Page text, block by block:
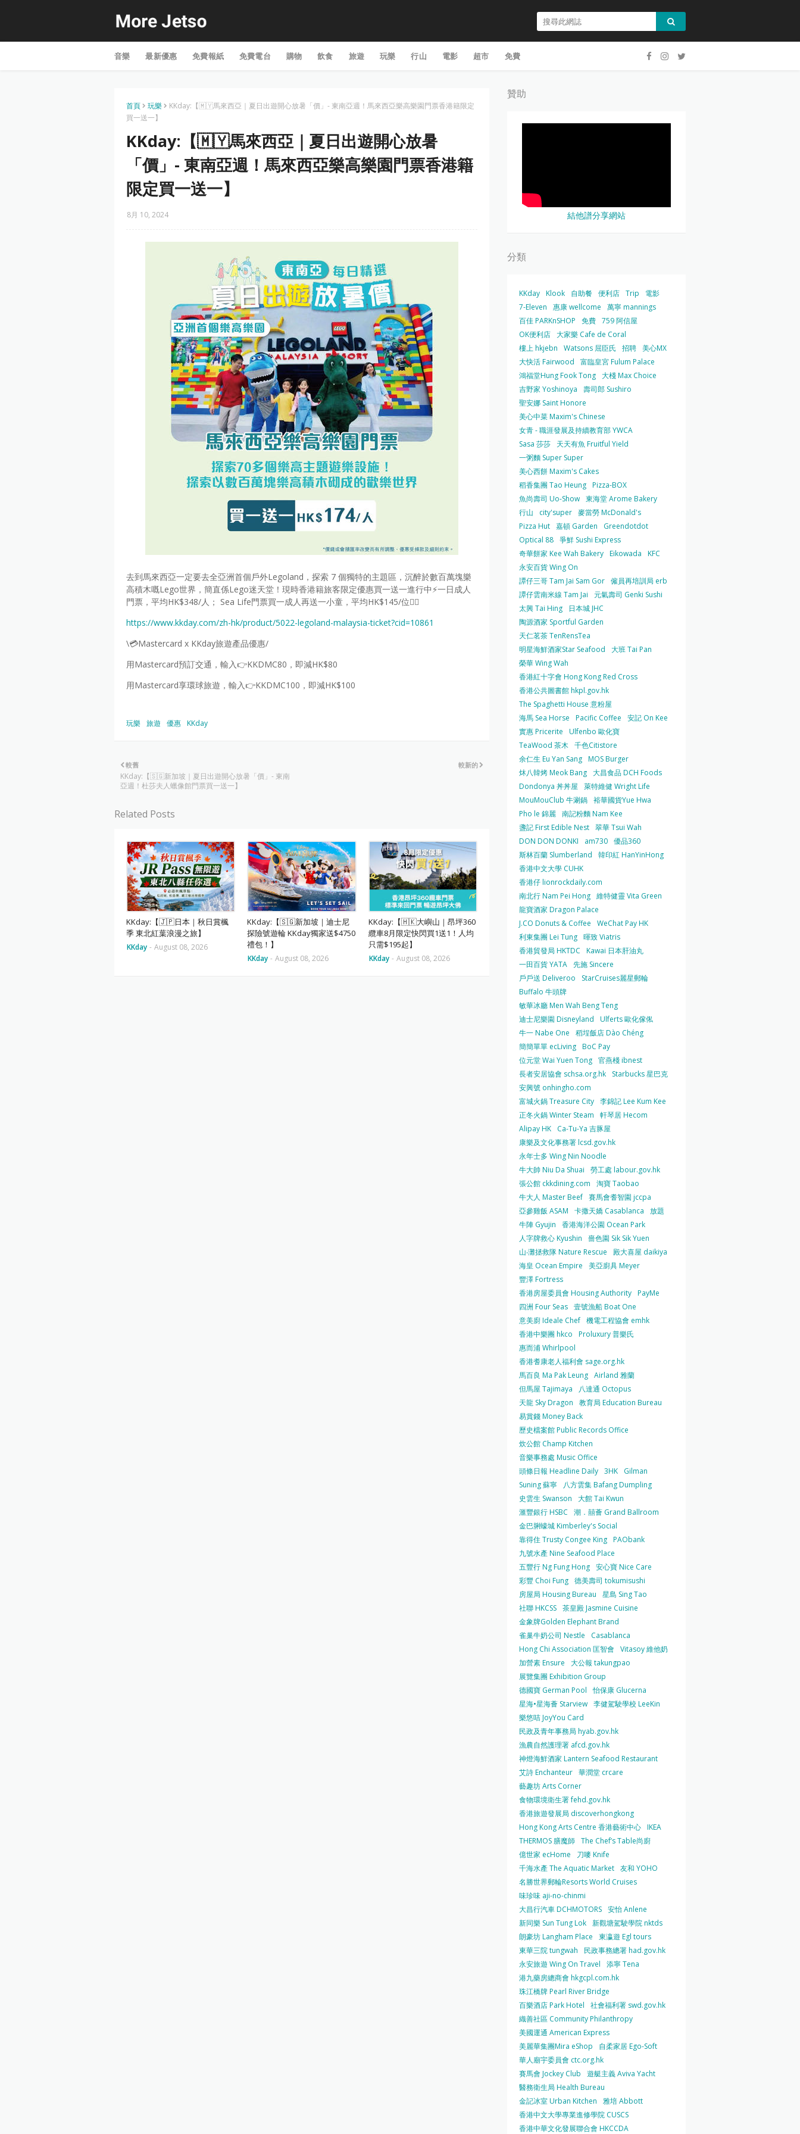
音樂 最新優惠 免費報紙 免費電台 購物 飲食 旅遊 玩樂 行山 電影 超市 免費
首頁 玩樂
KKday:【🇲🇾馬來西亞｜夏日出遊開心放暑「價」- 東南亞週！馬來西亞樂高樂園門票香港籍限定
買一送一】
KKday:【🇲🇾馬來西亞｜夏日出遊開心放暑
「價」- 東南亞週！馬來西亞樂高樂園門票香港籍
限定買一送一】
8月 10, 2024
去到馬來西亞一定要去全亞洲首個戶外Legoland，探索 7 個獨特的主題區，沉醉於數百萬塊樂
高積木嘅Lego世界，簡直係Lego迷天堂！現時香港籍旅客限定優惠買一送一進行中⚡一日成人
門票，平均HK$348/人； Sea Life門票買一成人再送一小童，平均HK$145/位👍🏻
https://www.kkday.com/zh-hk/product/5022-legoland-malaysia-ticket?cid=10861
\💳Mastercard x KKday旅遊產品優惠/
用Mastercard預訂交通，輸入👉KKDMC80，即減HK$80
用Mastercard享環球旅遊，輸入👉KKDMC100，即減HK$100
玩樂 旅遊 優惠 KKday
較新的
較舊
KKday:【🇸🇬新加坡｜夏日出遊開心放暑「價」- 東南
亞週！杜莎夫人蠟像館門票買一送一】
Related Posts
KKday:【🇯🇵日本｜秋日賞楓
季 東北紅葉浪漫之旅】
KKday - August 08, 2026
KKday:【🇸🇬新加坡｜迪士尼
探險號遊輪 KKday獨家送$4750
禮包！】
KKday - August 08, 2026
KKday:【🇭🇰大嶼山｜昂坪360
纜車8月限定快閃買1送1！人均
只需$195起】
KKday - August 08, 2026
贊助
結他譜分享網站
分類
KKday Klook 自助餐 便利店 Trip
電影
7-Eleven
惠康 wellcome
萬寧 mannings
百佳 PARKnSHOP
免費 759 阿信屋
OK便利店 大家樂 Cafe de Coral
樓上 hkjebn
Watsons 屈臣氏 招聘 美心MX
大快活 Fairwood
富臨皇宮 Fulum Palace
鴻福堂Hung Fook Tong 大棧 Max Choice
吉野家 Yoshinoya
壽司郎 Sushiro
聖安娜 Saint Honore
美心中菜 Maxim's Chinese
女青 - 職涯發展及持續教育部 YWCA
Sasa 莎莎
天天有魚 Fruitful Yield
一粥麵 Super Super
美心西餅 Maxim's Cakes
稻香集團 Tao Heung Pizza-BOX
魚尚壽司 Uo-Show 東海堂 Arome Bakery
行山
city'super 麥當勞 McDonald's
Pizza Hut 嘉頓 Garden
Greendotdot
Optical 88 爭鮮 Sushi Express
奇華餅家 Kee Wah Bakery Eikowada
KFC
永安百貨 Wing On
譚仔三哥 Tam Jai Sam Gor 僱員再培訓局 erb
譚仔雲南米線 Tam Jai
元氣壽司 Genki Sushi
太興 Tai Hing
日本城 JHC
陶源酒家 Sportful Garden
天仁茗茶 TenRensTea
明星海鮮酒家Star Seafood
大班 Tai Pan
榮華 Wing Wah
香港紅十字會 Hong Kong Red Cross
香港公共圖書館 hkpl.gov.hk
The Spaghetti House 意粉屋
海馬 Sea Horse
Pacific Coffee
安記 On Kee
實惠 Pricerite
Ulfenbo 歐化寶
TeaWood 茶木 千色Citistore
余仁生 Eu Yan Sang MOS Burger
炑八韓烤 Meok Bang 大昌食品 DCH Foods
Dondonya 丼丼屋
萊特維健 Wright Life
MouMouClub 牛涮鍋 裕華國貨Yue Hwa
Pho le 錦麗 南記粉麵 Nam Kee
盞記 First Edible Nest 翠華 Tsui Wah
DON DON DONKI
am730 優品360
斯林百蘭 Slumberland
韓印紅 HanYinHong
香港中文大學 CUHK
香港仔 lionrockdaily.com
南北行 Nam Pei Hong 維特健靈 Vita Green
龍寶酒家 Dragon Palace
J.CO Donuts & Coffee
WeChat Pay HK
利東集團 Lei Tung 暉致 Viatris
香港貿發局 HKTDC
Kawai 日本肝油丸
一田百貨 YATA 先施 Sincere
戶戶送 Deliveroo
StarCruises麗星郵輪
Buffalo 牛頭牌
敏華冰廳 Men Wah Beng Teng
迪士尼樂園 Disneyland
Ulferts 歐化傢俬
牛一 Nabe One
稻埕飯店 Dào Chéng
簡簡單單 ecLiving BoC Pay
位元堂 Wai Yuen Tong 官燕棧 ibnest
長者安居協會 schsa.org.hk
Starbucks 星巴克
安興號 onhingho.com
富城火鍋 Treasure City 李錦記 Lee Kum Kee
正冬火鍋 Winter Steam
軒琴居 Hecom
Alipay HK
Ca-Tu-Ya 吉豚屋
康樂及文化事務署 lcsd.gov.hk
永年士多 Wing Nin Noodle
牛大帥 Niu Da Shuai
勞工處 labour.gov.hk
張公館 ckkdining.com
淘寶 Taobao
牛大人 Master Beef 賽馬會耆智園 jccpa
亞參雞飯 ASAM
卡撒天嬌 Casablanca
放題
牛陣 Gyujin
香港海洋公園 Ocean Park
人字牌救心 Kyushin
嗇色園 Sik Sik Yuen
山‧灘拯救隊 Nature Rescue
殿大喜屋 daikiya
海皇 Ocean Empire
美亞廚具 Meyer
豐澤 Fortress
香港房屋委員會 Housing Authority PayMe
四洲 Four Seas 壹號漁船 Boat One
意美廚 Ideale Chef 機電工程協會 emhk
香港中樂團 hkco
Proluxury 普樂氏
惠而浦 Whirlpool
香港耆康老人福利會 sage.org.hk
馬百良 Ma Pak Leung Airland 雅蘭
但馬屋 Tajimaya
八達通 Octopus
天龍 Sky Dragon
教育局 Education Bureau
易賞錢 Money Back
歷史檔案館 Public Records Office
炊公館 Champ Kitchen
音樂事務處 Music Office
頭條日報 Headline Daily 3HK
Gilman
Suning 蘇寧
八方雲集 Bafang Dumpling
史雲生 Swanson
大館 Tai Kwun
滙豐銀行 HSBC
潮．囍薈 Grand Ballroom
金巴脷蠔城 Kimberley's Social
靠得住 Trusty Congee King PAObank
九號水產 Nine Seafood Place
五豐行 Ng Fung Hong 安心寶 Nice Care
彩豐 Choi Fung 德美壽司 tokumisushi
房屋局 Housing Bureau
星島 Sing Tao
社聯 HKCSS 茶皇殿 Jasmine Cuisine
金象牌Golden Elephant Brand
雀巢牛奶公司 Nestle
Casablanca
Hong Chi Association 匡智會
Vitasoy 維他奶
加營素 Ensure
大公報 takungpao
展覽集團 Exhibition Group
德國寶 German Pool
怡保康 Glucerna
星海•星海薈 Starview 李健駕駛學校 LeeKin
樂悠咭 JoyYou Card
民政及青年事務局 hyab.gov.hk
漁農自然護理署 afcd.gov.hk
神燈海鮮酒家 Lantern Seafood Restaurant
艾詩 Enchanteur 華潤堂 crcare
藝趣坊 Arts Corner
食物環境衛生署 fehd.gov.hk
香港旅遊發展局 discoverhongkong
Hong Kong Arts Centre 香港藝術中心 IKEA
THERMOS 膳魔師 The Chef’s Table尚廚
億世家 ecHome
刀嘜 Knife
千海水產 The Aquatic Market 友和 YOHO
名勝世界郵輪Resorts World Cruises
味珍味 aji-no-chinmi
大昌行汽車 DCHMOTORS 安怡 Anlene
新同樂 Sun Tung Lok 新觀塘駕駛學院 nktds
朗豪坊 Langham Place
東瀛遊 Egl tours
東華三院 tungwah
民政事務總署 had.gov.hk
永安旅遊 Wing On Travel
添寧 Tena
港九藥房總商會 hkgcpl.com.hk
珠江橋牌 Pearl River Bridge
百樂酒店 Park Hotel
社會福利署 swd.gov.hk
織善社區 Community Philanthropy
美國運通 American Express
美麗華集團Mira eShop
自柔家居 Ego-Soft
華人廟宇委員會 ctc.org.hk
賽馬會 Jockey Club
遊艇主義 Aviva Yacht
醫務衛生局 Health Bureau
金記冰室 Urban Kitchen
雅培 Abbott
香港中文大學專業進修學院 CUSCS
香港中華文化發展聯合會 HKCCDA